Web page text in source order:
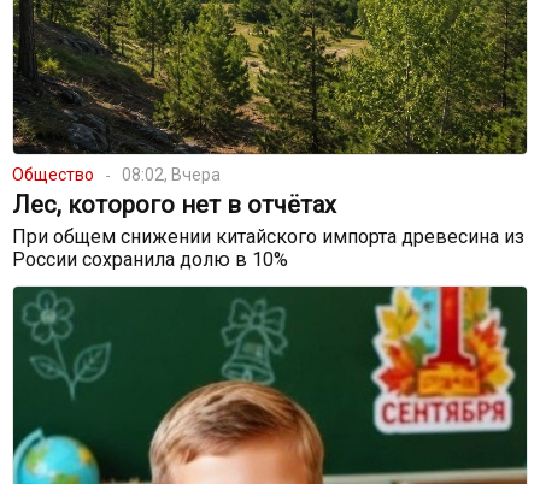
Общество 08:02, Вчера
Лес, которого нет в отчётах
При общем снижении китайского импорта древесина из
России сохранила долю в 10%